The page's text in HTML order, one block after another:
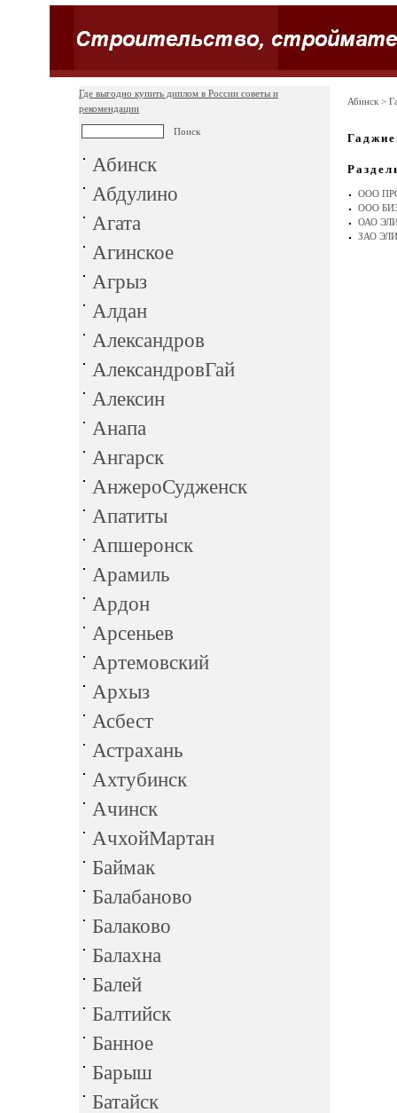
Где выгодно купить диплом в России советы и
рекомендации
Абинск
Абдулино
Агата
Агинское
Агрыз
Алдан
Александров
АлександровГай
Алексин
Анапа
Ангарск
АнжероСудженск
Апатиты
Апшеронск
Арамиль
Ардон
Арсеньев
Артемовский
Архыз
Асбест
Астрахань
Ахтубинск
Ачинск
АчхойМартан
Баймак
Балабаново
Балаково
Балахна
Балей
Балтийск
Банное
Барыш
Батайск
Абинск >
ООО
ООО
ОАО
ЗАО